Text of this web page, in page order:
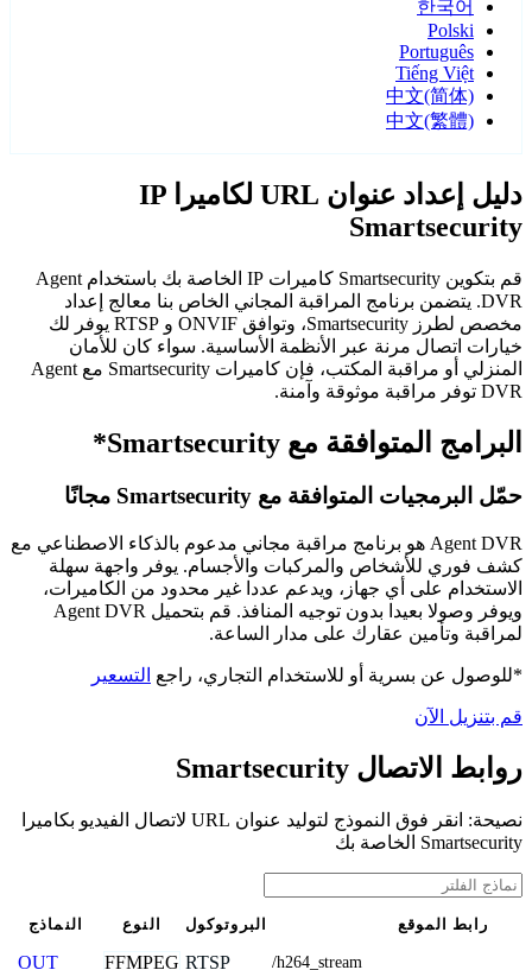
한국어
Polski
Português
Tiếng Việt
中文(简体)
中文(繁體)
دليل إعداد عنوان URL لكاميرا IP
Smartsecurity
قم بتكوين Smartsecurity كاميرات IP الخاصة بك باستخدام Agent
DVR. يتضمن برنامج المراقبة المجاني الخاص بنا معالج إعداد
مخصص لطرز Smartsecurity، وتوافق ONVIF و RTSP يوفر لك
خيارات اتصال مرنة عبر الأنظمة الأساسية. سواء كان للأمان
المنزلي أو مراقبة المكتب، فإن كاميرات Smartsecurity مع Agent
DVR توفر مراقبة موثوقة وآمنة.
البرامج المتوافقة مع Smartsecurity*
حمّل البرمجيات المتوافقة مع Smartsecurity مجانًا
Agent DVR هو برنامج مراقبة مجاني مدعوم بالذكاء الاصطناعي مع
كشف فوري للأشخاص والمركبات والأجسام. يوفر واجهة سهلة
الاستخدام على أي جهاز، ويدعم عددا غير محدود من الكاميرات،
ويوفر وصولا بعيدا بدون توجيه المنافذ. قم بتحميل Agent DVR
لمراقبة وتأمين عقارك على مدار الساعة.
*للوصول عن بسرية أو للاستخدام التجاري، راجع التسعير
قم بتنزيل الآن
روابط الاتصال Smartsecurity
نصيحة: انقر فوق النموذج لتوليد عنوان URL لاتصال الفيديو بكاميرا
Smartsecurity الخاصة بك
النماذج النوع البروتوكول رابط الموقع
OUT FFMPEG RTSP /h264_stream